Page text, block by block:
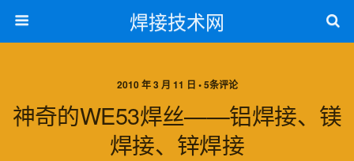
焊接技术网
2010 年 3 月 11 日 • 5条评论
神奇的WE53焊丝——铝焊接、镁
焊接、锌焊接